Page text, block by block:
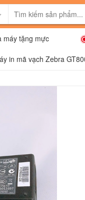
máy tặng mực
in mã vạch Zebra